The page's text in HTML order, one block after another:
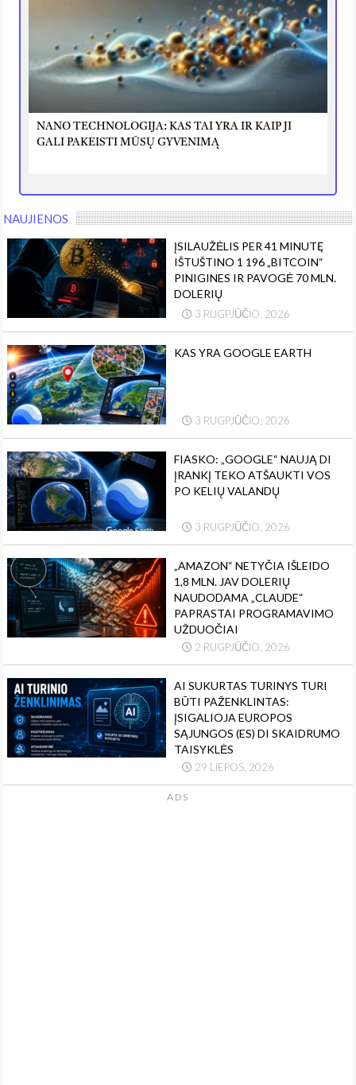
NANO TECHNOLOGIJA: KAS TAI YRA IR KAIP JI
GALI PAKEISTI MŪSŲ GYVENIMĄ
NAUJIENOS
ĮSILAUŽĖLIS PER 41 MINUTĘ
IŠTUŠTINO 1 196 „BITCOIN“
PINIGINES IR PAVOGĖ 70 MLN.
DOLERIŲ
3 RUGPJŪČIO, 2026
KAS YRA GOOGLE EARTH
3 RUGPJŪČIO, 2026
FIASKO: „GOOGLE“ NAUJĄ DI
ĮRANKĮ TEKO ATŠAUKTI VOS
PO KELIŲ VALANDŲ
3 RUGPJŪČIO, 2026
„AMAZON“ NETYČIA IŠLEIDO
1,8 MLN. JAV DOLERIŲ
NAUDODAMA „CLAUDE“
PAPRASTAI PROGRAMAVIMO
UŽDUOČIAI
2 RUGPJŪČIO, 2026
AI SUKURTAS TURINYS TURI
BŪTI PAŽENKLINTAS:
ĮSIGALIOJA EUROPOS
SĄJUNGOS (ES) DI SKAIDRUMO
TAISYKLĖS
29 LIEPOS, 2026
ADS